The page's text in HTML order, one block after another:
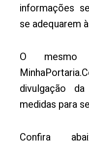
informações
se adequarem
O mesmo
divulgação
medidas para
Confira